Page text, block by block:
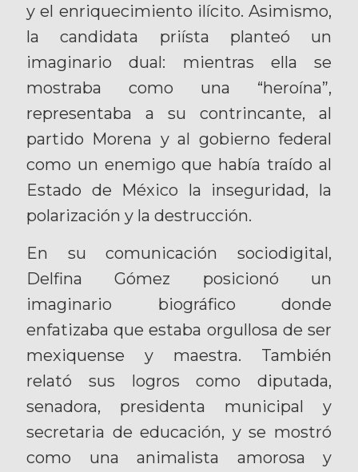
y el enriquecimiento ilícito. Asimismo,
la candidata priísta planteó un
imaginario dual: mientras ella se
mostraba como una “heroína”,
representaba a su contrincante, al
partido Morena y al gobierno federal
como un enemigo que había traído al
Estado de México la inseguridad, la
polarización y la destrucción.
En su comunicación sociodigital,
Delfina Gómez posicionó un
imaginario biográfico donde
enfatizaba que estaba orgullosa de ser
mexiquense y maestra. También
relató sus logros como diputada,
senadora, presidenta municipal y
secretaria de educación, y se mostró
como una animalista amorosa y